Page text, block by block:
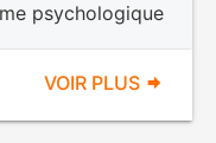
psychologique
VOIR PLUS